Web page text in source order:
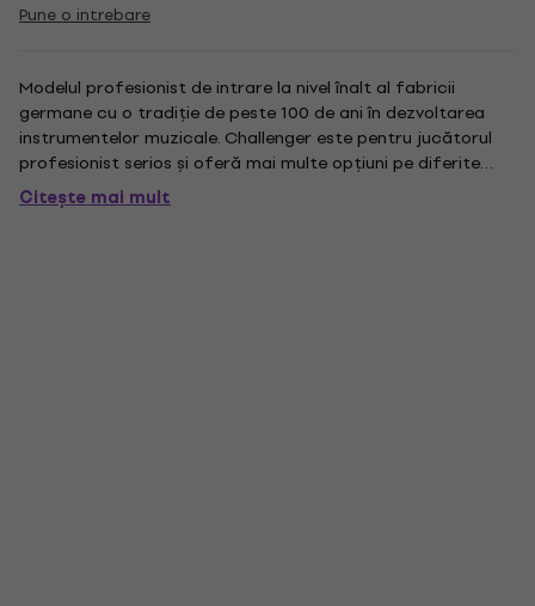
Pune o intrebare
Modelul profesionist de intrare la nivel înalt al fabricii
germane cu o tradiție de peste 100 de ani în dezvoltarea
instrumentelor muzicale. Challenger este pentru jucătorul
profesionist serios și oferă mai multe opțiuni pe diferite
modele de clopot și plumb. De asemenea, puteți alege din
diferite materiale și dimensiuni ale găurilor. Toate...
Citește mai mult